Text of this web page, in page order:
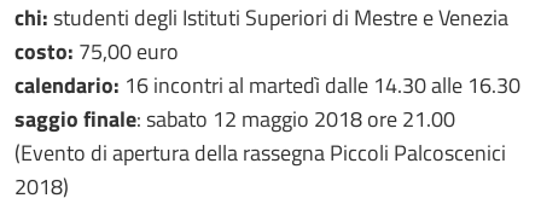
chi:studenti degli Istituti Superiori di Mestre e Venezia
costo: 75,00 euro
calendario: 16 incontri al martedì dalle 14.30 alle 16.30
saggio finale: sabato 12 maggio 2018 ore 21.00
(Evento di apertura della rassegna Piccoli Palcoscenici
2018)